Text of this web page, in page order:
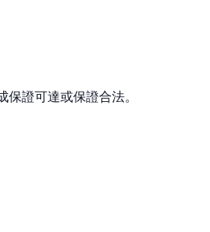
證可達或保證合法。